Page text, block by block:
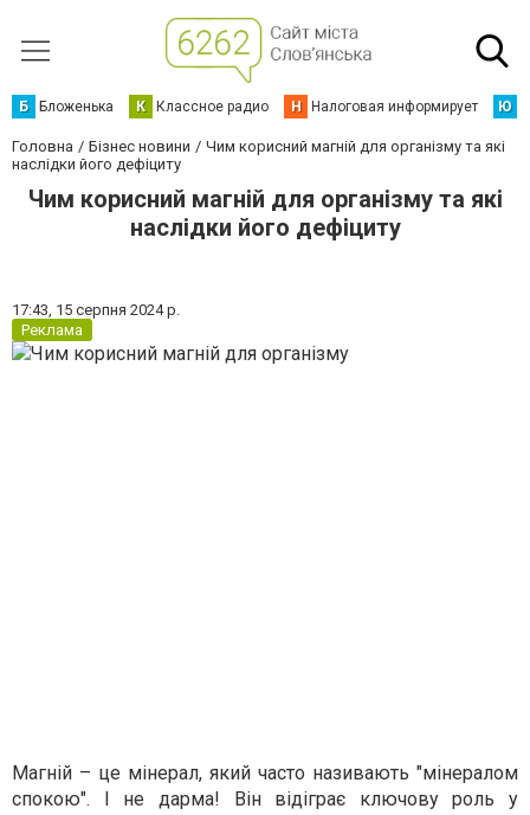
Б Бложенька К Классное радио Н Налоговая информирует Ю
Головна Бізнес новини
Чим корисний магній для організму та які
наслідки його дефіциту
Чим корисний магній для організму та які
наслідки його дефіциту
17:43, 15 серпня 2024 р.
Реклама
Магній – це мінерал, який часто називають "мінералом
спокою". І не дарма! Він відіграє ключову роль у